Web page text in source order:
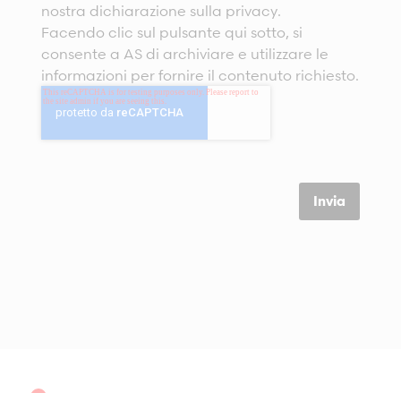
nostra dichiarazione sulla privacy.
Facendo clic sul pulsante qui sotto, si
consente a AS di archiviare e utilizzare le
informazioni per fornire il contenuto richiesto.